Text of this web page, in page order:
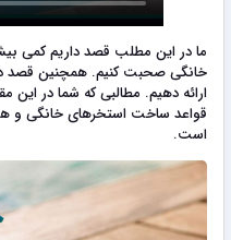
ما در این مطلب قصد داریم کمی
خانگی صحبت کنیم. همچنین قصد
ارائه دهیم. مطالبی که شما در این
قواعد ساخت استخرهای خانگی و
است.